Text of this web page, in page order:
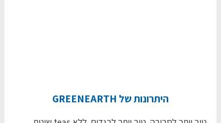
היתרונות של GREENEARTH